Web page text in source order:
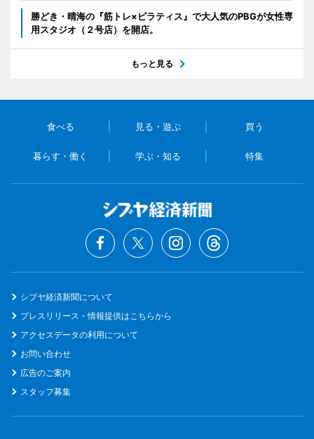
勝どき・晴海の『筋トレ×ピラティス』で大人気のPBGが女性専
用スタジオ（２号店）を開店。
もっと見る
食べる 見る・遊ぶ 買う
暮らす・働く 学ぶ・知る 特集
シブヤ経済新聞について
プレスリリース・情報提供はこちらから
アクセスデータの利用について
お問い合わせ
広告のご案内
スタッフ募集